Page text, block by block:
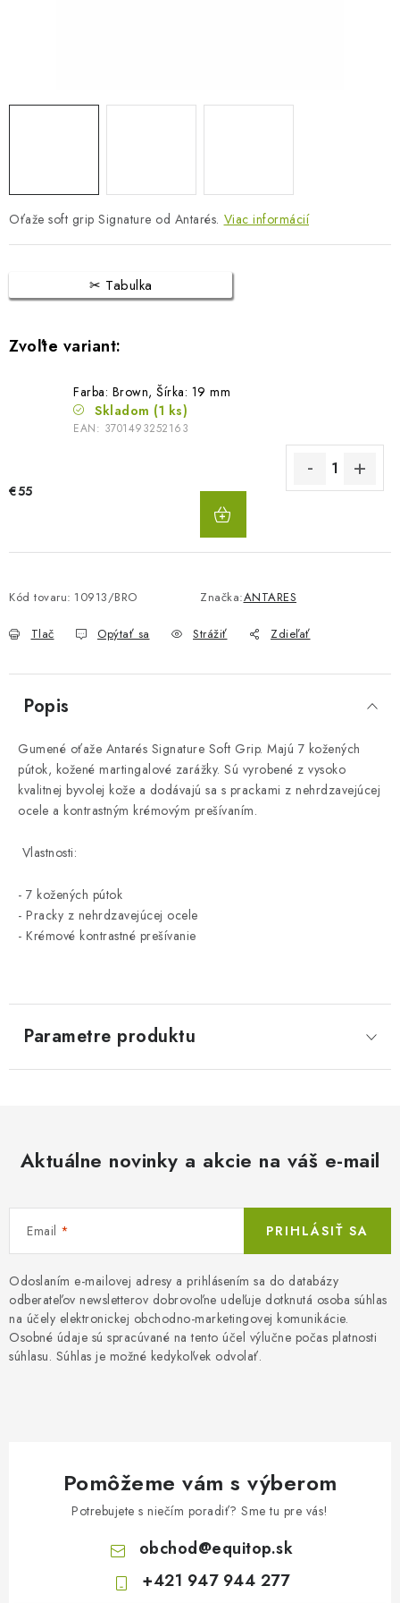
Obchodné podmienky
Dodacie podmienky
Podmienky ochrany osobných údajov
Napíšte nám
Oťaže soft grip Signature od Antarés. Viac informácií
Tabulka
Farba: Brown, Šírka: 19 mm
Skladom (1 ks)
EAN: 3701493252163
€55
Kód tovaru: 10913/BRO Značka:ANTARES
Tlač Opýtať sa Strážiť Zdieľať
Popis
Gumené oťaže Antarés Signature Soft Grip. Majú 7 kožených
pútok, kožené martingalové zarážky. Sú vyrobené z vysoko
kvalitnej byvolej kože a dodávajú sa s prackami z nehrdzavejúcej
ocele a kontrastným krémovým prešívaním.
Vlastnosti:
- 7 kožených pútok
- Pracky z nehrdzavejúcej ocele
- Krémové kontrastné prešívanie
Parametre produktu
Aktuálne novinky a akcie na váš e-mail
Email
Odoslaním e-mailovej adresy a prihlásením sa do databázy
odberateľov newsletterov dobrovoľne udeľuje dotknutá osoba súhlas
na účely elektronickej obchodno-marketingovej komunikácie.
Osobné údaje sú spracúvané na tento účel výlučne počas platnosti
súhlasu. Súhlas je možné kedykoľvek odvolať.
PRIHLÁSIŤ SA
Pomôžeme vám s výberom
Potrebujete s niečím poradiť? Sme tu pre vás!
obchod@equitop.sk
+421 947 944 277